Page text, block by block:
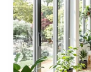
en
Madrid